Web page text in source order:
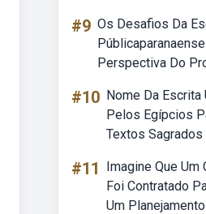
#9 Os Desafios Da
Perspectiva Do
#10 Nome Da Escrita
Pelos Egípcios
Textos Sagrados
#11
Imagine Que Um
Foi Contratado
Um Planejamento